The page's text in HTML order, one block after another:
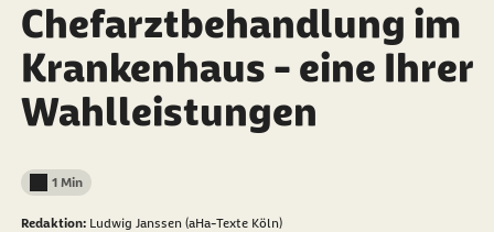
Chefarztbehandlung im
Krankenhaus - eine Ihrer
Wahlleistungen
Lesedauer weniger als
1 Min
Redaktion: Ludwig Janssen (aHa-Texte Köln)